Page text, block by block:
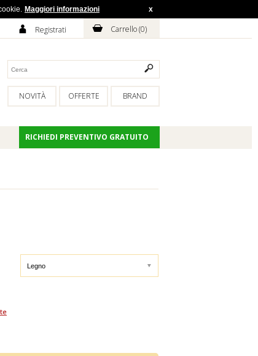
A Registrati H Carrello (0)
BRAND
OFFERTE
NOVITÀ
RICHIEDI PREVENTIVO GRATUITO
Maggiori informazioni x